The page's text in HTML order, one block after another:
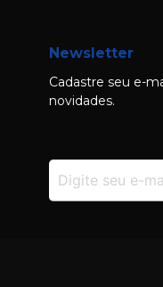
Newsletter
Cadastre seu e-
novidades.